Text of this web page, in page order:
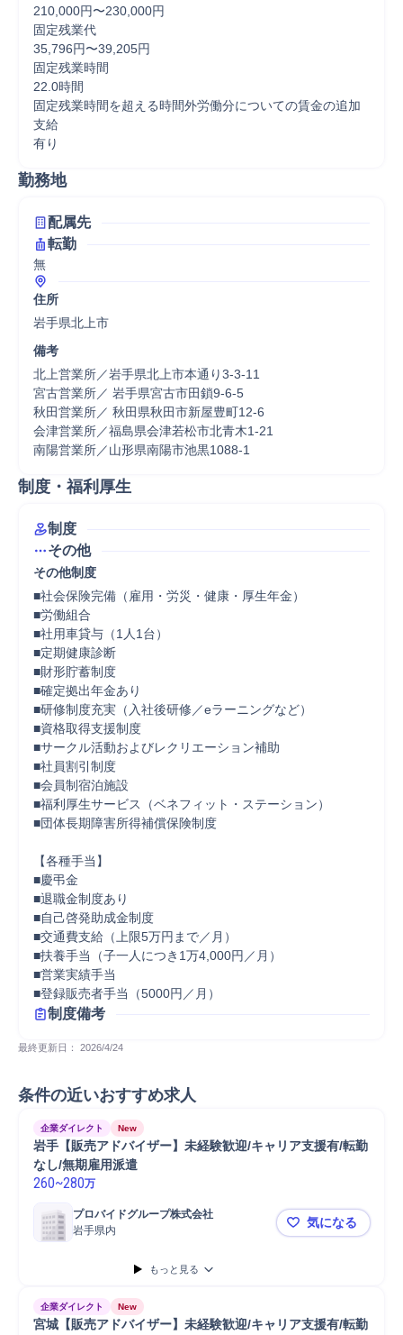
210,000円〜230,000円
固定残業代
35,796円〜39,205円
固定残業時間
22.0時間
固定残業時間を超える時間外労働分についての賃金の追加
支給
有り
勤務地
配属先
転勤
無
住所
岩手県北上市
備考
北上営業所／岩手県北上市本通り3-3-11
宮古営業所／ 岩手県宮古市田鎖9-6-5
秋田営業所／ 秋田県秋田市新屋豊町12-6
会津営業所／福島県会津若松市北青木1-21
南陽営業所／山形県南陽市池黒1088-1
制度・福利厚生
制度
その他
その他制度
■社会保険完備（雇用・労災・健康・厚生年金）
■労働組合
■社用車貸与（1人1台）
■定期健康診断
■財形貯蓄制度
■確定拠出年金あり
■研修制度充実（入社後研修／eラーニングなど）
■資格取得支援制度
■サークル活動およびレクリエーション補助
■社員割引制度
■会員制宿泊施設
■福利厚生サービス（ベネフィット・ステーション）
■団体長期障害所得補償保険制度
【各種手当】
■慶弔金
■退職金制度あり
■自己啓発助成金制度
■交通費支給（上限5万円まで／月）
■扶養手当（子一人につき1万4,000円／月）
■営業実績手当
■登録販売者手当（5000円／月）
制度備考
最終更新日： 2026/4/24
条件の近いおすすめ求人
企業ダイレクト New
岩手【販売アドバイザー】未経験歓迎/キャリア支援有/転勤
なし/無期雇用派遣
260~280万
プロバイドグループ株式会社
岩手県内
岩手【販売
気になる
もっと見る
企業ダイレクト New
宮城【販売アドバイザー】未経験歓迎/キャリア支援有/転勤